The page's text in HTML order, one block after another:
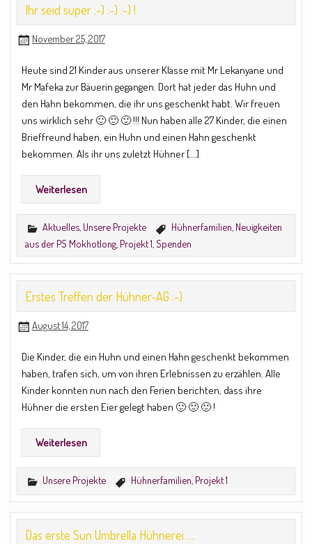
Ihr seid super :-) :-) :-) !
November 25, 2017
Heute sind 21 Kinder aus unserer Klasse mit Mr Lekanyane und
Mr Mafeka zur Bäuerin gegangen. Dort hat jeder das Huhn und
den Hahn bekommen, die ihr uns geschenkt habt. Wir freuen
uns wirklich sehr 🙂 🙂 🙂 !!! Nun haben alle 27 Kinder, die einen
Brieffreund haben, ein Huhn und einen Hahn geschenkt
bekommen. Als ihr uns zuletzt Hühner […]
Weiterlesen
Aktuelles Unsere Projekte Hühnerfamilien Neuigkeiten
aus der PS Mokhotlong Projekt 1 ,Spenden
Erstes Treffen der Hühner-AG :-)
August 14, 2017
Die Kinder, die ein Huhn und einen Hahn geschenkt bekommen
haben, trafen sich, um von ihren Erlebnissen zu erzählen. Alle
Kinder konnten nun nach den Ferien berichten, dass ihre
Hühner die ersten Eier gelegt haben 🙂 🙂 🙂 !
Weiterlesen
Unsere Projekte Hühnerfamilien Projekt 1
Das erste Sun Umbrella Hühnerei …